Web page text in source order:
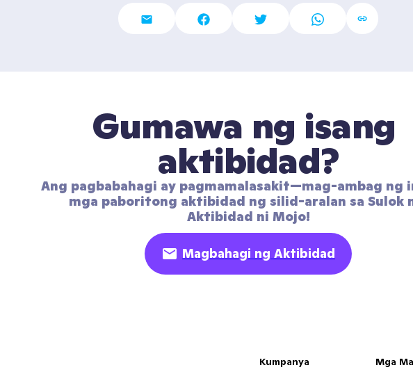
Gumawa ng isang
aktibidad?
Ang pagbabahagi ay pagmamalasakit—mag-ambag ng
mga paboritong aktibidad ng silid-aralan sa Sulok
Aktibidad ni Mojo!
Magbahagi ng Aktibidad
Kumpanya Mga